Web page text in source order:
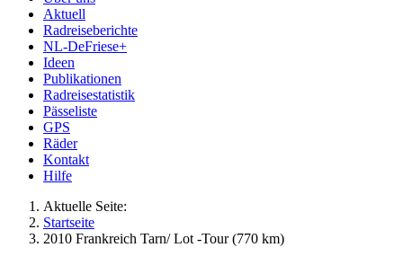
Aktuell
Radreiseberichte
NL-DeFriese+
Ideen
Publikationen
Radreisestatistik
Pässeliste
GPS
Räder
Kontakt
Hilfe
Aktuelle Seite:
Startseite
2010 Frankreich Tarn/ Lot -Tour (770 km)